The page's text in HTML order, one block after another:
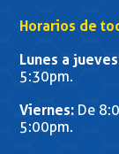
Horarios de
Lunes a
5:30pm.
Viernes: De
5:00pm.